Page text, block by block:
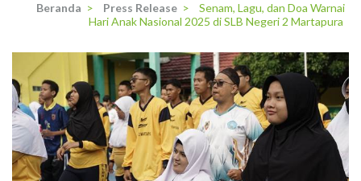
Beranda > Press Release >
Senam, Lagu, dan Doa Warnai
Hari Anak Nasional 2025 di SLB Negeri 2 Martapura